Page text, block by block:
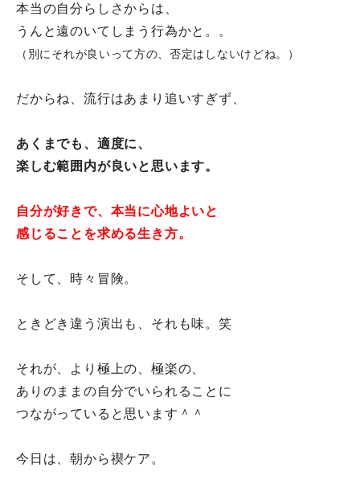
本当の自分らしさからは、
うんと遠のいてしまう行為かと。。
（別にそれが良いって方の、否定はしないけどね。）
だからね、流行はあまり追いすぎず、
あくまでも、適度に、
楽しむ範囲内が良いと思います。
自分が好きで、本当に心地よいと
感じることを求める生き方。
そして、時々冒険。
ときどき違う演出も、それも味。笑
それが、より極上の、極楽の、
ありのままの自分でいられることに
つながっていると思います＾＾
今日は、朝から禊ケア。